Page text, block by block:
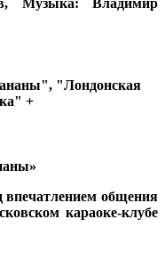
Музыка: Владимир
"Лондонская
+
впечатлением общения
караоке-клубе